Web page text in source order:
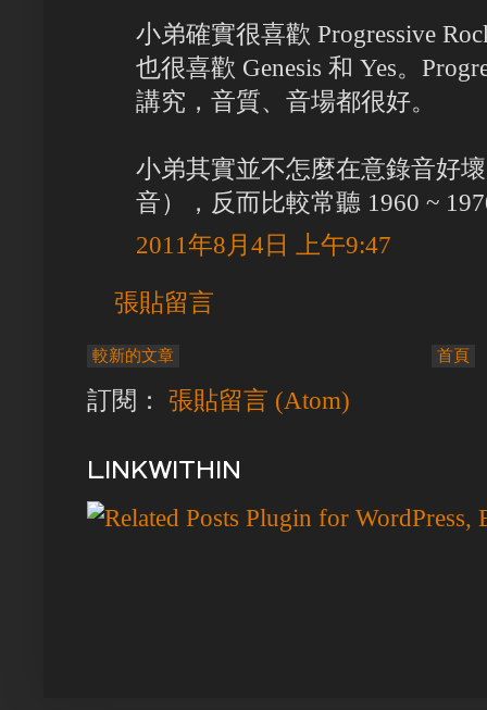
小弟確實很喜歡 Progressive
也很喜歡 Genesis 和 Yes。
講究，音質、音場都很好。
小弟其實並不怎麼在意錄音好
音），反而比較常聽 1960 ~
2011年8月4日 上午9:47
張貼留言
較新的文章 首頁
訂閱： 張貼留言 (Atom)
LINKWITHIN